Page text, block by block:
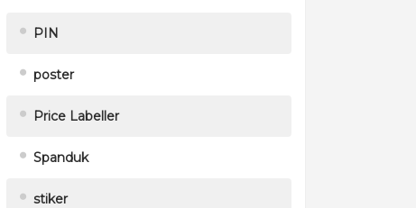
PIN
poster
Price Labeller
Spanduk
stiker